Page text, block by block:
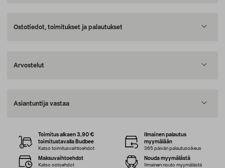
Ostotiedot, toimitukset ja palautukset
Arvostelut
Asiantuntija vastaa
Toimitus alkaen 3,90 €
toimitustavalla Budbee
Katso toimitusvaihtoehdot
Ilmainen palautus
myymälään
365 päivän palautusoikeus
Maksuvaihtoehdot
Katso ostoehdot
Nouda myymälästä
Ilmainen nouto myymälästä